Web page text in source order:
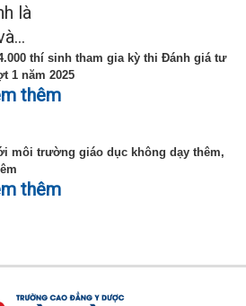
là
thí sinh tham gia kỳ thi Đánh giá tư
1 năm 2025
thêm
môi trường giáo dục không dạy thêm,
thêm